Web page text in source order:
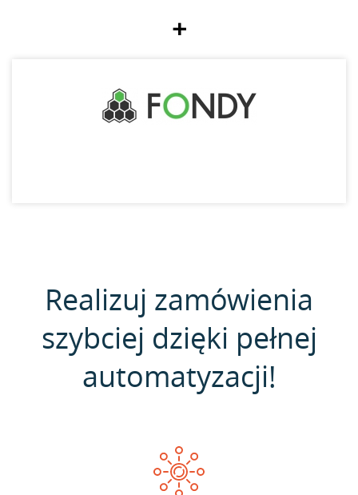
+
Realizuj zamówienia
szybciej dzięki pełnej
automatyzacji!